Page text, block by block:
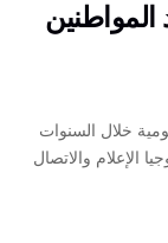
خلال السنوات
الإعلام والاتصال